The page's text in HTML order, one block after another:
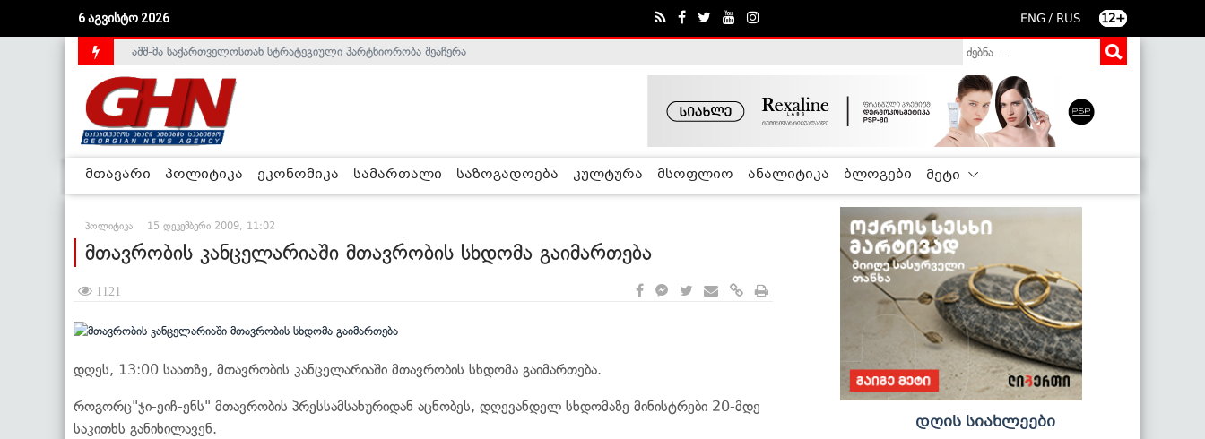
6 აგვისტო 2026 ENG / RUS 12+
საქართველოს დე-ფაქტო მთავრობა არალეგიტიმურია - ჰელსინკის კომისია
აშშ-მა საქართველოსთან სტრატეგიული პარტნიორობა შეაჩერა
მთავარი პოლიტიკა ეკონომიკა სამართალი საზოგადოება კულტურა მსოფლიო ანალიტიკა ბლოგები მეტი
პოლიტიკა 15 დეკემბერი 2009, 11:02
მთავრობის კანცელარიაში მთავრობის სხდომა გაიმართება
1121
დღეს, 13:00 საათზე, მთავრობის კანცელარიაში მთავრობის სხდომა გაიმართება.
როგორც"ჯი-ეიჩ-ენს" მთავრობის პრესსამსახურიდან აცნობეს, დღევანდელ სხდომაზე მინისტრები 20-მდე
საკითხს განიხილავენ.
დღის სიახლეები